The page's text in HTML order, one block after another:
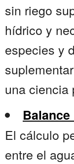
sin riego
hídrico y
especies y
una ciencia
El cálculo
entre el